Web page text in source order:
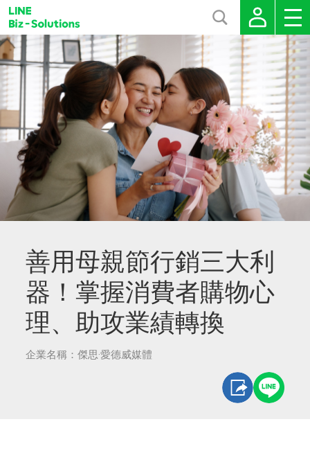
善用母親節行銷三大利
器！掌握消費者購物心
理、助攻業績轉換
企業名稱：傑思·愛德威媒體